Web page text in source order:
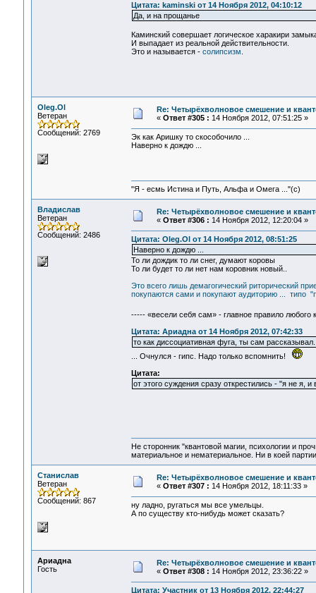
Цитата: kaminski от 14 Ноября 2012, 04:10:12
Да, и на прощанье
Каминский совершает логическое харакири
И выпадает из реальной действительности.
Это и называется - солипсизм
Oleg.Ol
Ветеран
Сообщений: 2769
Re: Четырёхволновое смешение и
« Ответ #305 : 14 Ноября 2012, 07:51:25 »
Эк как Аришку то скособочило ...
Наверно к дождю ...
"Я - есмь Истина и Путь, Альфа и Омега ..."(с)
Владислав
Ветеран
Сообщений: 2486
Re: Четырёхволновое смешение и
« Ответ #306 : 14 Ноября 2012, 12:20:04 »
Цитата: Oleg.Ol от 14 Ноября 2012, 08:51:25
Наверно к дождю ...
То ли дождик то ли снег, думают коровы
То ли будет то ли нет нам коровник новый..
Это всего лишь демагогический риторический
покупаются сами и покупают аудиторию ... типо
----- «весели себя сам» - главное правило любого
Цитата: Ариадна от 14 Ноября 2012, 07:42:33
то как диссоциативная фуга, ты сам
... Очнулся - гипс. Надо только вспомнить!
Цитата:
от этого суждения сразу открестились - "я не я,
Не сторонник "квантовой магии, психологии и
материальное и нематериальное. Ни в коей
Станислав
Ветеран
Сообщений: 867
Re: Четырёхволновое смешение и
« Ответ #307 : 14 Ноября 2012, 18:11:33 »
ну ладно, ругаться мы все умельцы.
А по существу кто-нибудь может сказать?
Ариадна
Гость
Re: Четырёхволновое смешение и
« Ответ #308 : 14 Ноября 2012, 23:36:22 »
Цитата: Участник от 13 Ноября 2012, 22:44:27